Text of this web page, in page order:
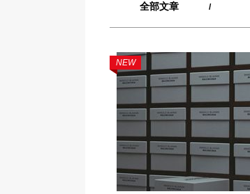
全部文章 /
NEW